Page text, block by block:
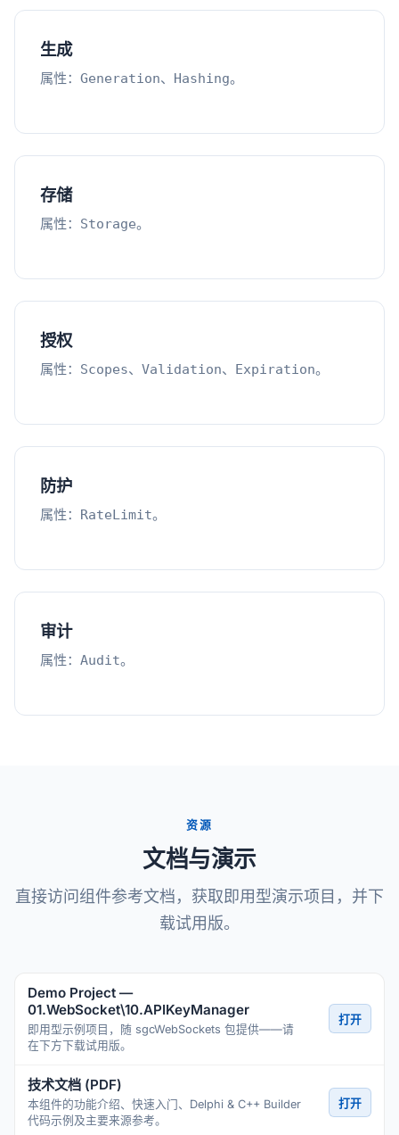
生成
属性： Generation、 Hashing。
存储
属性： Storage。
授权
属性： Scopes、 Validation、 Expiration。
防护
属性： RateLimit。
审计
属性： Audit。
资源
文档与演示
直接访问组件参考文档，获取即用型演示项目，并下
载试用版。
Demo Project —
01.WebSocket\10.APIKeyManager
即用型示例项目，随 sgcWebSockets 包提供——请
在下方下载试用版。
打开
技术文档 (PDF)
本组件的功能介绍、快速入门、Delphi & C++ Builder
代码示例及主要来源参考。
打开